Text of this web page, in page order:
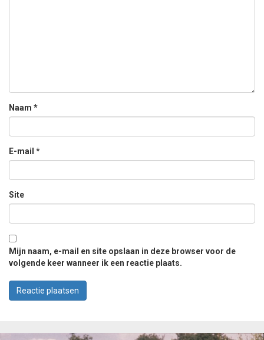
Naam *
E-mail *
Site
Mijn naam, e-mail en site opslaan in deze browser voor de
volgende keer wanneer ik een reactie plaats.